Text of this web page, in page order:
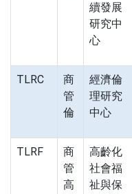
續發展
研究中
心
TLRC
商
管
倫
經濟倫
理研究
中心
TLRF
商
管
高
高齡化
社會福
祉與保